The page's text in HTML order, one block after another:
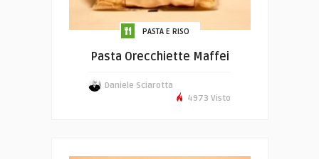
PASTA E RISO
Pasta Orecchiette Maffei
Daniele Sciarotta
4973 Visto